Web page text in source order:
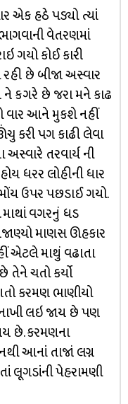
એક હઠે પડ્યો ત્યાં
વેતરણમાં
ગયો કોઈ કારી
રહી છે બીજા અસ્વાર
કગરે છે જરા મને કાઢ
વાર આને મુકશે નહીં
કરી પગ કાઢી લેવા
તરવાર્ય ની
ધરર લોહીની ધાર
ઉપર પછડાઈ ગયો.
વગરનું ધડ
માણસ ઊહકાર
એટલે માથું વઢાતા
ચતો કર્યો
કરમણ ભાણીયો
લઇ જાય છે પણ
છે. કરમણના
આનાં તાજાં લગ્ન
લૂગડાંની પેહરામણી